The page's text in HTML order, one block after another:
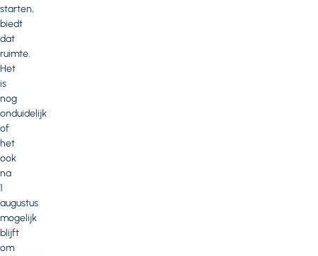
starten,
biedt
dat
ruimte.
Het
is
nog
onduidelijk
of
het
ook
na
1
augustus
mogelijk
blijft
om